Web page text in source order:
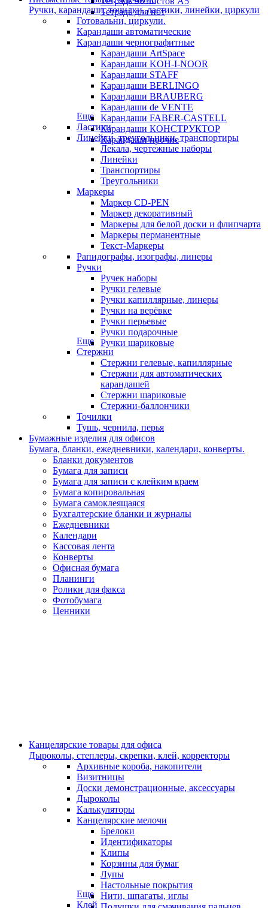
Тетрадь для нот
Ручки, карандаши, точилки, ластики, линейки, циркули
Готовальни, циркули.
Карандаши автоматические
Карандаши чернографитные
Карандаши ArtSpace
Карандаши KOH-I-NOOR
Карандаши STAFF
Карандаши BERLINGO
Карандаши BRAUBERG
Карандаши de VENTE
Карандаши FABER-CASTELL
Карандаши КОНСТРУКТОР
Карандаши прочие
Еще
Ластики
Линейки, треугольники, транспортиры
Лекала, чертежные наборы
Линейки
Транспортиры
Треугольники
Маркеры
Маркер CD-PEN
Маркер декоративный
Маркеры для белой доски и флипчарта
Маркеры перманентные
Текст-Маркеры
Рапидографы, изографы, линеры
Ручки
Ручек наборы
Ручки гелевые
Ручки капиллярные, линеры
Ручки на верёвке
Ручки перьевые
Ручки подарочные
Ручки шариковые
Еще
Стержни
Стержни гелевые, капиллярные
Стержни для автоматических
карандашей
Стержни шариковые
Стержни-баллончики
Точилки
Тушь, чернила, перья
Бумажные изделия для офисов
Бумага, бланки, ежедневники, календари, конверты.
Бланки документов
Бумага для записи
Бумага для записи с клейким краем
Бумага копировальная
Бумага самоклеящаяся
Бухгалтерские бланки и журналы
Ежедневники
Календари
Кассовая лента
Конверты
Офисная бумага
Планинги
Ролики для факса
Фотобумага
Ценники
Канцелярские товары для офиса
Дыроколы, степлеры, скрепки, клей, корректоры
Архивные короба, накопители
Визитницы
Доски демонстрационные, аксессуары
Дыроколы
Калькуляторы
Канцелярские мелочи
Брелоки
Идентификаторы
Клипы
Корзины для бумаг
Лупы
Настольные покрытия
Нити, шпагаты, иглы
Еще
Клей